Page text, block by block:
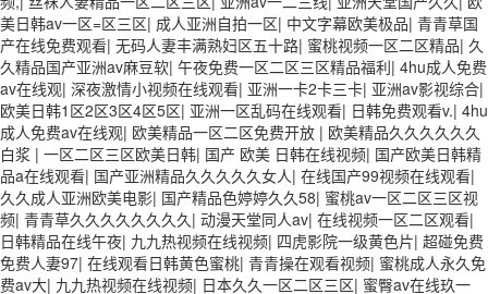
美日韩av一区=区三区| 成人亚洲自拍一区| 中文字幕欧美极品| 青青草国
产在线免费观看| 无码人妻丰满熟妇区五十路| 蜜桃视频一区二区精品| 久
久精品国产亚洲av麻豆软| 午夜免费一区二区三区精品福利| 4hu成人免费
av在线观| 深夜激情小视频在线观看| 亚洲一卡2卡三卡| 亚洲av影视综合|
欧美日韩1区2区3区4区5区| 亚洲一区乱码在线观看| 日韩免费观看v.| 4hu
成人免费av在线观| 欧美精品一区二区免费开放 | 欧美精品久久久久久久
白浆 | 一区二区三区欧美日韩| 国产 欧美 日韩在线视频| 国产欧美日韩精
品a在线观看| 国产亚洲精品久久久久久女人| 在线国产99视频在线观看|
久久成人亚洲欧美电影| 国产精品色婷婷久久58| 蜜桃av一区二区三区视
频| 青青草久久久久久久久久 | 动漫天堂同人av| 在线视频一区二区观看|
日韩精品在线午夜| 九九热视频在线视频| 四虎影院一级黄色片| 超碰免费
免费人妻97| 在线观看日韩黄色蜜桃| 青青操在观看视频| 蜜桃成人永久免
费av大| 九九热视频在线视频| 日本久久一区二区三区| 蜜臀av在线玖一